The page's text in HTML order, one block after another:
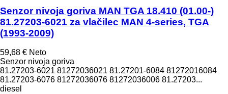
Senzor nivoja goriva MAN TGA 18.410 (01.00-)
81.27203-6021 za vlačilec MAN 4-series, TGA
(1993-2009)
59,68 € Neto
Senzor nivoja goriva
81.27203-6021 81272036021 81.27201-6084 81272016084
81.27203-6076 81272036076 81272036006 81.27203...
diesel